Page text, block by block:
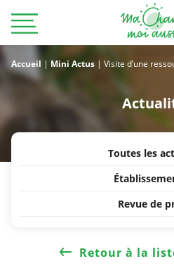
Accueil | Mini Actus | Visite d’une
Toutes les
Revue de
Retour à la